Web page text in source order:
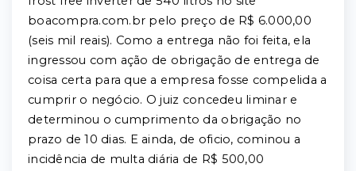
boacompra.com.br pelo preço de R$ 6.000,00
(seis mil reais). Como a entrega não foi feita, ela
ingressou com ação de obrigação de entrega de
coisa certa para que a empresa fosse compelida a
cumprir o negócio. O juiz concedeu liminar e
determinou o cumprimento da obrigação no
prazo de 10 dias. E ainda, de oficio, cominou a
incidência de multa diária de R$ 500,00